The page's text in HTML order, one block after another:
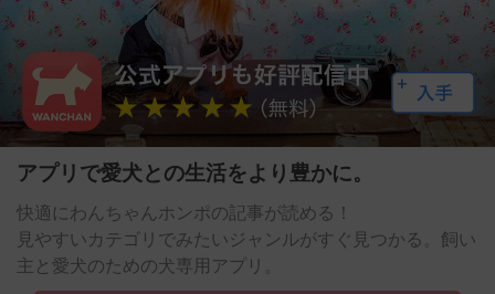
アプリで愛犬との生活をより豊かに。
快適にわんちゃんホンポの記事が読める！
見やすいカテゴリでみたいジャンルがすぐ見つかる。飼い
主と愛犬のための犬専用アプリ。